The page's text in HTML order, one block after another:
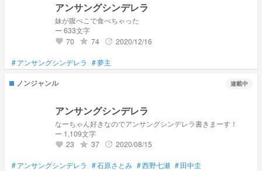
アンサングシンデレラ
妹が腹ぺこで食べちゃった
ー 633文字
favorite 70 grade 74 update 2020/12/16
#アンサングシンデレラ #夢主
ノンジャンル 連載中
アンサングシンデレラ
なーちゃん好きなのでアンサングシンデレラ書きまーす！
ー 1,109文字
favorite 23 grade 37 update 2020/08/15
#アンサングシンデレラ #石原さとみ #西野七瀬 #田中圭